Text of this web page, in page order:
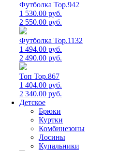
Футболка Top.942
1 530.00 руб.
2 550.00 руб.
Футболка Top.1132
1 494.00 руб.
2 490.00 руб.
Топ Top.867
1 404.00 руб.
2 340.00 руб.
Детское
Брюки
Куртки
Комбинезоны
Лосины
Купальники